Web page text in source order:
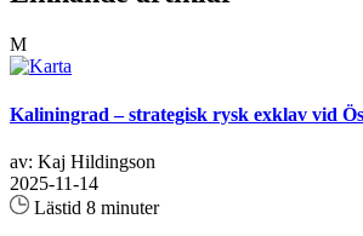
M
Kaliningrad – strategisk rysk exklav vid
av: Kaj Hildingson
2025-11-14
Lästid 8 minuter